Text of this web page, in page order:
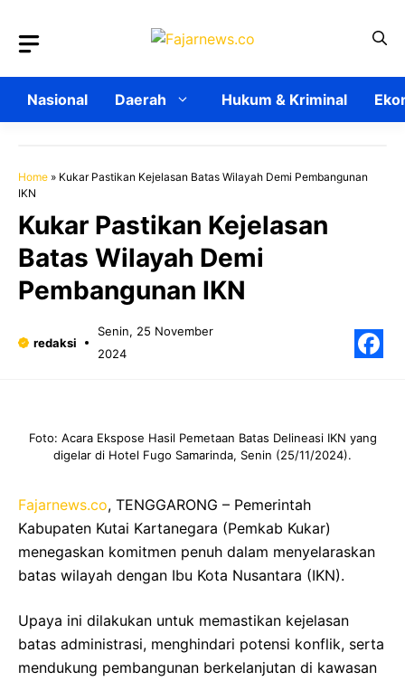
Nasional Daerah Hukum & Kriminal
Home » Kukar Pastikan Kejelasan Batas Wilayah Demi Pembangunan
IKN
Kukar Pastikan Kejelasan
Batas Wilayah Demi
Pembangunan IKN
redaksi
Senin, 25 November
2024
Foto: Acara Ekspose Hasil Pemetaan Batas Delineasi IKN yang
digelar di Hotel Fugo Samarinda, Senin (25/11/2024).
Fajarnews.co, TENGGARONG – Pemerintah
Kabupaten Kutai Kartanegara (Pemkab Kukar)
menegaskan komitmen penuh dalam menyelaraskan
batas wilayah dengan Ibu Kota Nusantara (IKN).
Upaya ini dilakukan untuk memastikan kejelasan
batas administrasi, menghindari potensi konflik, serta
mendukung pembangunan berkelanjutan di kawasan